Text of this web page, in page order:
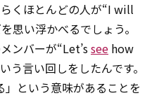
くほとんどの人が“I will
思い浮かべるでしょう。
ンバーが“Let’ssee how
言い回しをしたんです。
という意味があることを